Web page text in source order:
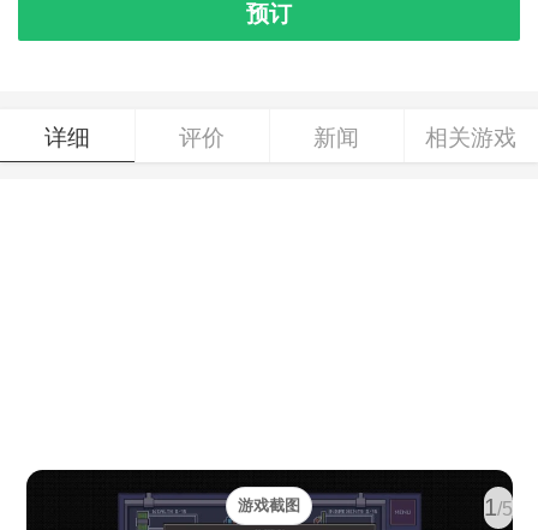
预订
详细 评价 新闻 相关游戏
1/5
游戏截图